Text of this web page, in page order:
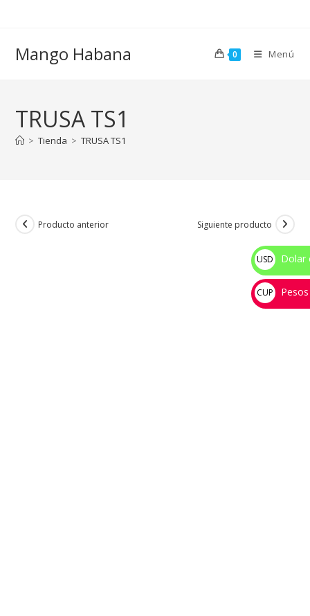
Mango Habana 0 Menú
TRUSA TS1
> Tienda > TRUSA TS1
Producto anterior Siguiente producto
USD
$
Dolar
CUP
💰
Pesos